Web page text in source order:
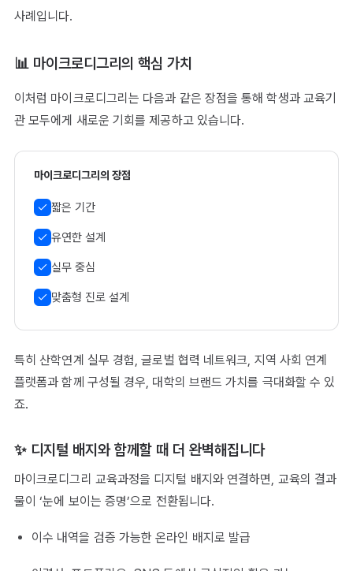
사례입니다.
📊 마이크로디그리의 핵심 가치
이처럼 마이크로디그리는 다음과 같은 장점을 통해 학생과 교육기
관 모두에게 새로운 기회를 제공하고 있습니다.
마이크로디그리의 장점
짧은 기간
유연한 설계
실무 중심
맞춤형 진로 설계
특히 산학연계 실무 경험, 글로벌 협력 네트워크, 지역 사회 연계
플랫폼과 함께 구성될 경우, 대학의 브랜드 가치를 극대화할 수 있
죠.
✨ 디지털 배지와 함께할 때 더 완벽해집니다
마이크로디그리 교육과정을 디지털 배지와 연결하면, 교육의 결과
물이 ‘눈에 보이는 증명’으로 전환됩니다.
이수 내역을 검증 가능한 온라인 배지로 발급